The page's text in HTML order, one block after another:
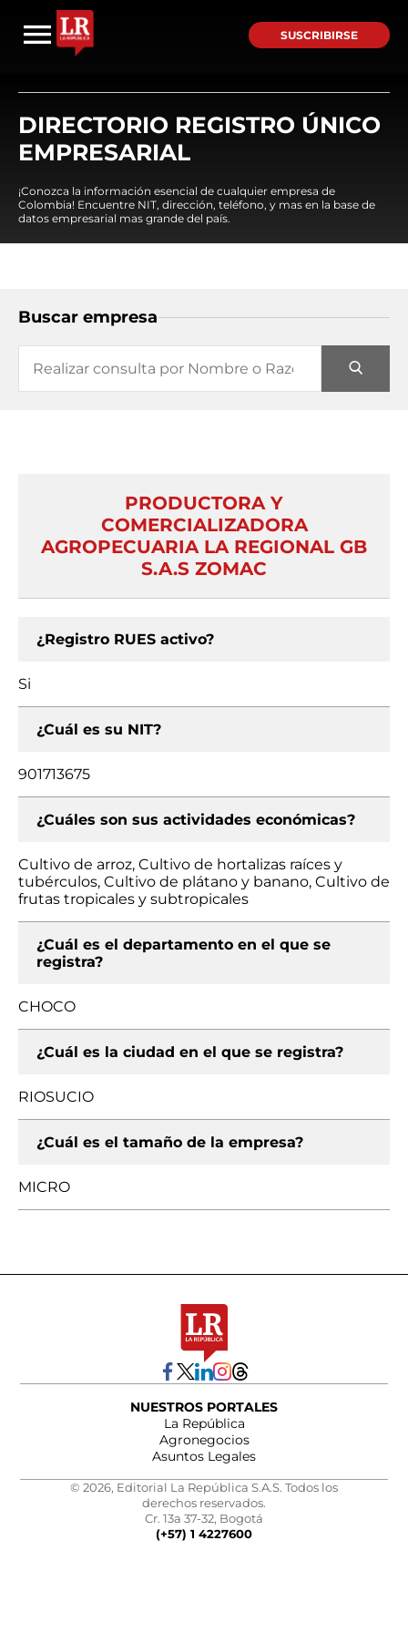
SUSCRIBIRSE
DIRECTORIO REGISTRO ÚNICO
EMPRESARIAL
¡Conozca la información esencial de cualquier empresa de
Colombia! Encuentre NIT, dirección, teléfono, y mas en la base de
datos empresarial mas grande del país.
Buscar empresa
PRODUCTORA Y
COMERCIALIZADORA
AGROPECUARIA LA REGIONAL GB
S.A.S ZOMAC
¿Registro RUES activo?
Si
¿Cuál es su NIT?
901713675
¿Cuáles son sus actividades económicas?
Cultivo de arroz, Cultivo de hortalizas raíces y
tubérculos, Cultivo de plátano y banano, Cultivo de
frutas tropicales y subtropicales
¿Cuál es el departamento en el que se
registra?
CHOCO
¿Cuál es la ciudad en el que se registra?
RIOSUCIO
¿Cuál es el tamaño de la empresa?
MICRO
NUESTROS PORTALES
La República
Agronegocios
Asuntos Legales
© 2026, Editorial La República S.A.S. Todos los
derechos reservados.
Cr. 13a 37-32, Bogotá
(+57) 1 4227600